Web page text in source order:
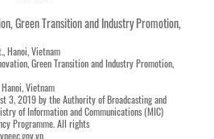
Green Transition and Industry Promotion,
Hanoi, Vietnam
Green Transition and Industry Promotion,
Vietnam
3, 2019 by the Authority of Broadcasting and
of Information and Communications (MIC)
Programme. All rights